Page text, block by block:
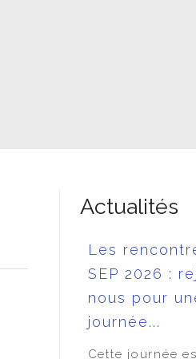
Actualités
Les
SEP 2026 :
nous pour
journée...
Cette journée